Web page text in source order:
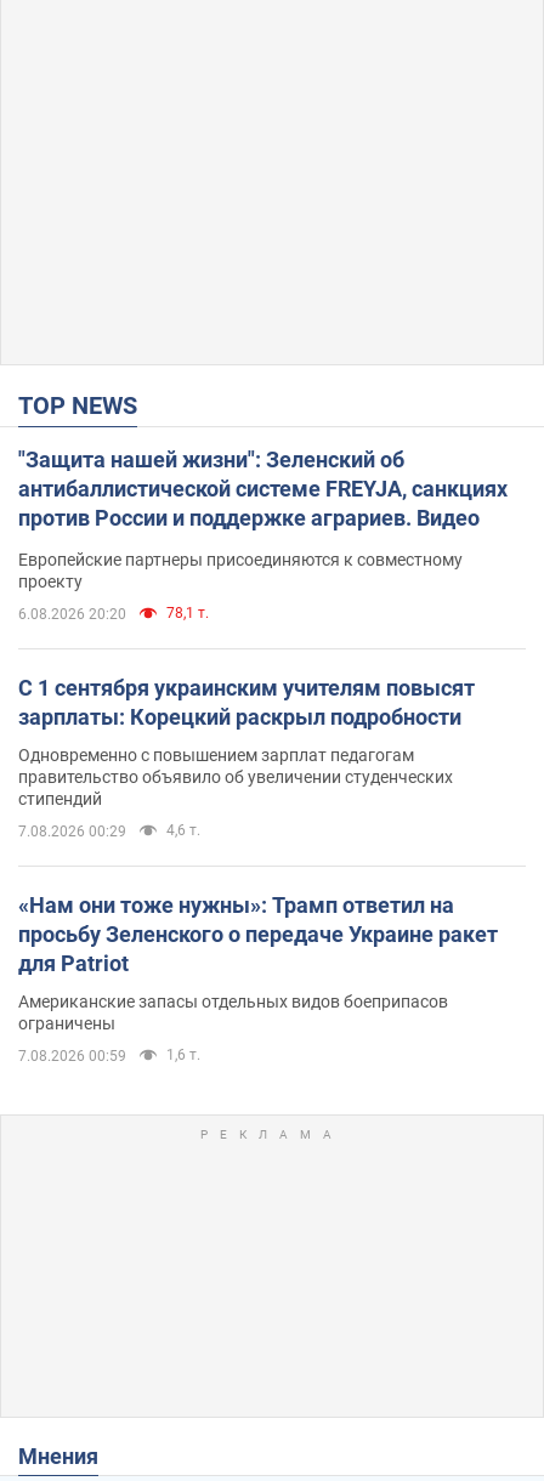
TOP NEWS
"Защита нашей жизни": Зеленский об
антибаллистической системе FREYJA, санкциях
против России и поддержке аграриев. Видео
Европейские партнеры присоединяются к совместному
проекту
6.08.2026 20:20 78,1 т.
С 1 сентября украинским учителям повысят
зарплаты: Корецкий раскрыл подробности
Одновременно с повышением зарплат педагогам
правительство объявило об увеличении студенческих
стипендий
7.08.2026 00:29 4,6 т.
«Нам они тоже нужны»: Трамп ответил на
просьбу Зеленского о передаче Украине ракет
для Patriot
Американские запасы отдельных видов боеприпасов
ограничены
7.08.2026 00:59 1,6 т.
Мнения